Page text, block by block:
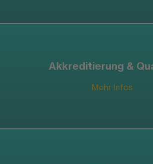
Akkreditierung &
Mehr Infos